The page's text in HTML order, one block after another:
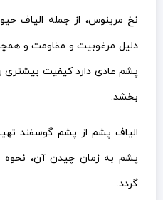
نخ مرینوس، از جمله الیاف
دلیل مرغوبیت و مقاومت و
پشم عادی دارد کیفیت بیشتری
بخشد.
الیاف پشم از پشم گوسفند
پشم به زمان چیدن آن، نحوه
گردد.